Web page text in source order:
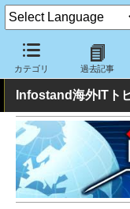
カテゴリ 過去記事
クラウド Watch トピッ
Infostand海外ITト